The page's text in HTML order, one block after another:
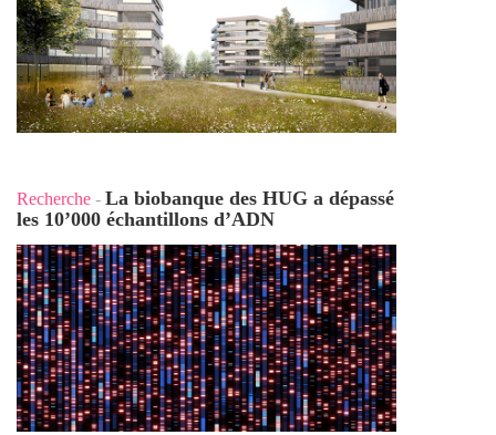
Recherche - La biobanque des HUG a dépassé
les 10’000 échantillons d’ADN